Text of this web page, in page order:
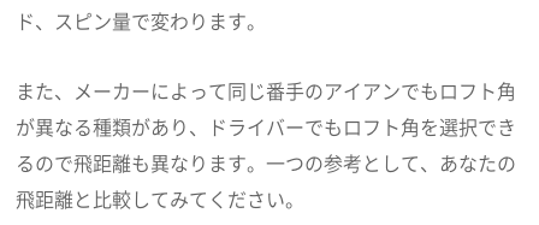
ド、スピン量で変わります。
また、メーカーによって同じ番手のアイアンでもロフト角
が異なる種類があり、ドライバーでもロフト角を選択でき
るので飛距離も異なります。一つの参考として、あなたの
飛距離と比較してみてください。